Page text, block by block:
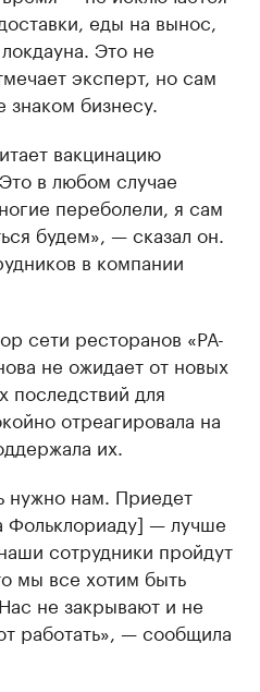
еды на вынос,
Это не
эксперт, но сам
знаком бизнесу.
вакцинацию
в любом случае
переболели, я сам
будем», — сказал он.
в компании
сети ресторанов «РА-
не ожидает от новых
последствий для
отреагировала на
их.
нужно нам. Приедет
Фольклориаду] — лучше
сотрудники пройдут
мы все хотим быть
не закрывают и не
работать», — сообщила